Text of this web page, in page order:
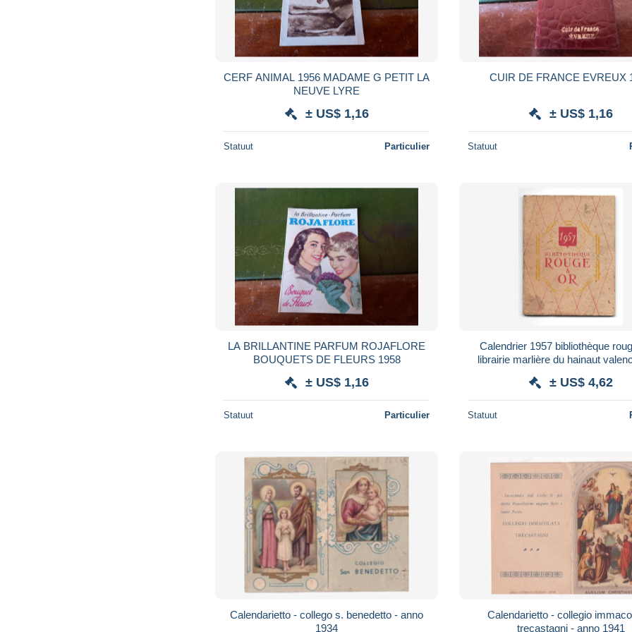
CERF ANIMAL 1956 MADAME G PETIT LA
NEUVE LYRE
± US$ 1,16
Statuut Particulier
CUIR DE FRANCE EVREUX
± US$ 1,16
Statuut
LA BRILLANTINE PARFUM ROJAFLORE
BOUQUETS DE FLEURS 1958
± US$ 1,16
Statuut Particulier
Calendrier 1957 bibliothèque
librairie marlière du hainaut
± US$ 4,62
Statuut
Calendarietto - collego s. benedetto - anno
1934
Calendarietto - collegio
trecastagni - anno 1941